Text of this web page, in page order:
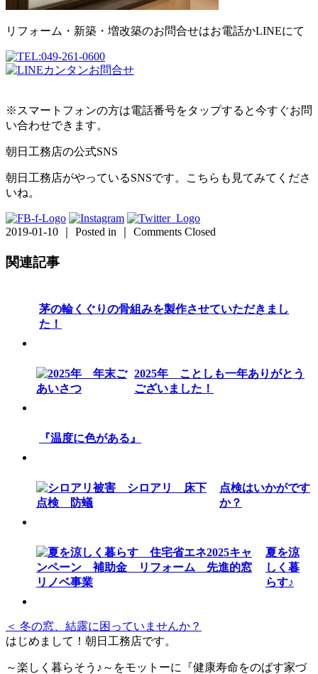
リフォーム・新築・増改築のお問合せはお電話かLINEにて
※スマートフォンの方は電話番号をタップすると今すぐお問
い合わせできます。
朝日工務店の公式SNS
朝日工務店がやっているSNSです。こちらも見てみてくださ
いね。
2019-01-10 ｜ Posted in ｜ Comments Closed
関連記事
茅の輪くぐりの骨組みを製作させていただきまし
た！
2025年 ことしも一年ありがとう
ございました！
『温度に色がある』
点検はいかがです
か？
夏を涼
しく暮
らす♪
＜ 冬の窓、結露に困っていませんか？
はじめまして！朝日工務店です。
～楽しく暮らそう♪～をモットーに『健康寿命をのばす家づ